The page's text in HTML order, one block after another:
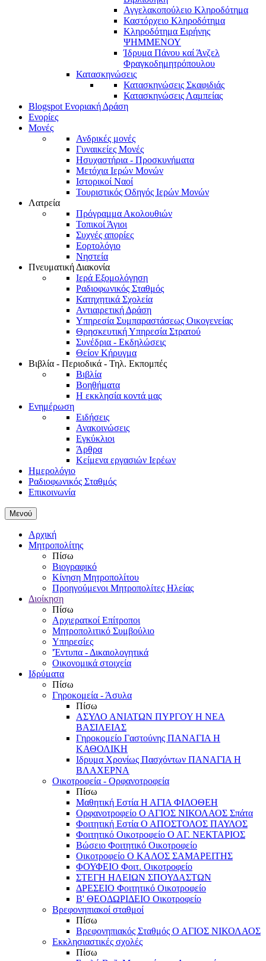
Αγγελακοπούλειο Κληροδότημα
Καστόρχειο Κληροδότημα
Κληροδότημα Ειρήνης
ΨΗΜΜΕΝΟΥ
Ίδρυμα Πάνου καί Άνζελ
Φραγκοδημητρόπουλου
Κατασκηνώσεις
Κατασκηνώσεις Σκαφιδιάς
Κατασκηνώσεις Λαμπείας
Blogspot Ενοριακή Δράση
Ενορίες
Μονές
Ανδρικές μονές
Γυναικείες Μονές
Ησυχαστήρια - Προσκυνήματα
Μετόχια Ιερών Μονών
Ιστορικοί Ναοί
Τουριστικός Οδηγός Ιερών Μονών
Λατρεία
Πρόγραμμα Ακολουθιών
Τοπικοί Άγιοι
Συχνές απορίες
Εορτολόγιο
Νηστεία
Πνευματική Διακονία
Ιερά Εξομολόγηση
Ραδιοφωνικός Σταθμός
Κατηχητικά Σχολεία
Αντιαιρετική Δράση
Υπηρεσία Συμπαραστάσεως Οικογενείας
Θρησκευτική Υπηρεσία Στρατού
Συνέδρια - Εκδηλώσεις
Θείον Κήρυγμα
Βιβλία - Περιοδικά - Τηλ. Εκπομπές
Βιβλία
Βοηθήματα
Η εκκλησία κοντά μας
Ενημέρωση
Ειδήσεις
Ανακοινώσεις
Εγκύκλιοι
Άρθρα
Κείμενα εργασιών Ιερέων
Ημερολόγιο
Ραδιοφωνικός Σταθμός
Επικοινωνία
Μενού
Αρχική
Μητροπολίτης
Πίσω
Βιογραφικό
Κίνηση Μητροπολίτου
Προηγούμενοι Μητροπολίτες Ηλείας
Διοίκηση
Πίσω
Αρχιερατκοί Επίτροποι
Μητροπολιτικό Συμβούλιο
Υπηρεσίες
'Έντυπα - Δικαιολογητικά
Οικονομικά στοιχεία
Ιδρύματα
Πίσω
Γηροκομεία - Άσυλα
Πίσω
ΑΣΥΛΟ ΑΝΙΑΤΩΝ ΠΥΡΓΟΥ Η ΝΕΑ
ΒΑΣΙΛΕΙΑΣ
Γηροκομείο Γαστούνης ΠΑΝΑΓΙΑ Η
ΚΑΘΟΛΙΚΗ
Ιδρυμα Χρονίως Πασχόντων ΠΑΝΑΓΙΑ Η
ΒΛΑΧΕΡΝΑ
Οικοτροφεία - Ορφανοτροφεία
Πίσω
Μαθητική Εστία Η ΑΓΙΑ ΦΙΛΟΘΕΗ
Ορφανοτροφείο Ο ΑΓΙΟΣ ΝΙΚΟΛΑΟΣ Σπάτα
Φοιτητική Εστία Ο ΑΠΟΣΤΟΛΟΣ ΠΑΥΛΟΣ
Φοιτητικό Οικοτροφείο Ο ΑΓ. ΝΕΚΤΑΡΙΟΣ
Βώσειο Φοιτητικό Οικοτροφείο
Οικοτροφείο Ο ΚΑΛΟΣ ΣΑΜΑΡΕΙΤΗΣ
ΦΟΥΦΕΙΟ Φοιτ. Οικοτροφείο
ΣΤΕΓΗ ΗΛΕΙΩΝ ΣΠΟΥΔΑΣΤΩΝ
ΔΡΕΣΕΙΟ Φοιτητικό Οικοτροφείο
Β' ΘΕΟΔΩΡΙΔΕΙΟ Οικοτροφείο
Βρεφονηπιακοί σταθμοί
Πίσω
Βρεφονηπιακός Σταθμός Ο ΑΓΙΟΣ ΝΙΚΟΛΑΟΣ
Εκκλησιαστικές σχολές
Πίσω